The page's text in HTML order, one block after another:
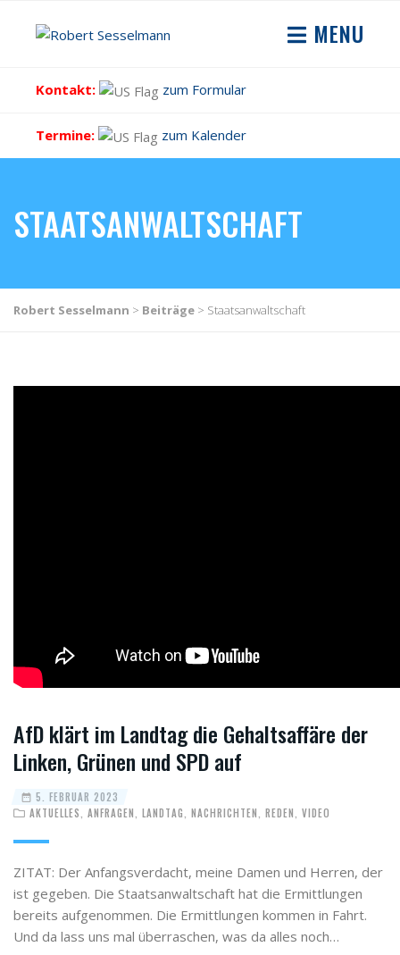
MENU
Kontakt: zum Formular
Termine: zum Kalender
STAATSANWALTSCHAFT
Robert Sesselmann > Beiträge > Staatsanwaltschaft
AfD klärt im Landtag die Gehaltsaffäre der
Linken, Grünen und SPD auf
5. FEBRUAR 2023
AKTUELLES
ANFRAGEN LANDTAG NACHRICHTEN REDEN VIDEO
ZITAT: Der Anfangsverdacht, meine Damen und Herren, der
ist gegeben. Die Staatsanwaltschaft hat die Ermittlungen
bereits aufgenommen. Die Ermittlungen kommen in Fahrt.
Und da lass uns mal überraschen, was da alles noch…